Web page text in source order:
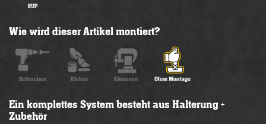
Wie wird dieser Artikel montiert?
Ein komplettes System besteht aus Halterung +
Zubehör